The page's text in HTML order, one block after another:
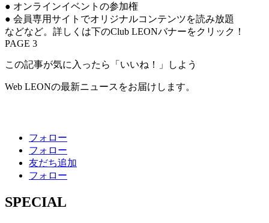
● オンラインイベントの参加権
● 会員専用サイトでオリジナルコンテンツを読み放題
などなど。詳しくは下のClub LEONバナーをクリック！
PAGE 3
この記事が気に入ったら「いいね！」しよう
Web LEONの最新ニュースをお届けします。
フォロー
フォロー
友だち追加
フォロー
SPECIAL